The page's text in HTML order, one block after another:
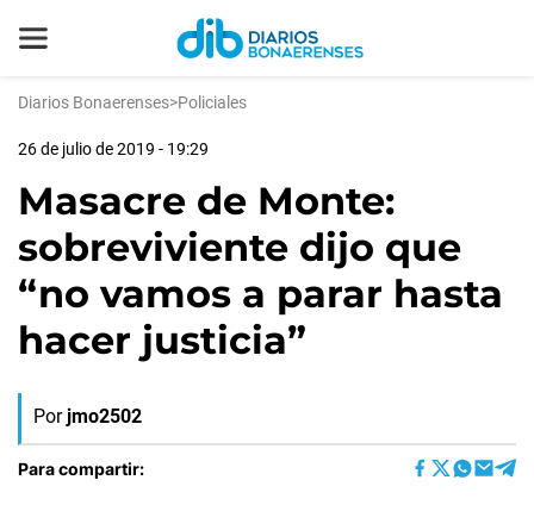
Diarios Bonaerenses>Policiales
26 de julio de 2019 - 19:29
Masacre de Monte:
sobreviviente dijo que
“no vamos a parar hasta
hacer justicia”
Por jmo2502
Para compartir: